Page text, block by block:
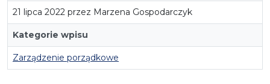
21 lipca 2022 przez Marzena Gospodarczyk
Kategorie wpisu
Zarządzenie porządkowe